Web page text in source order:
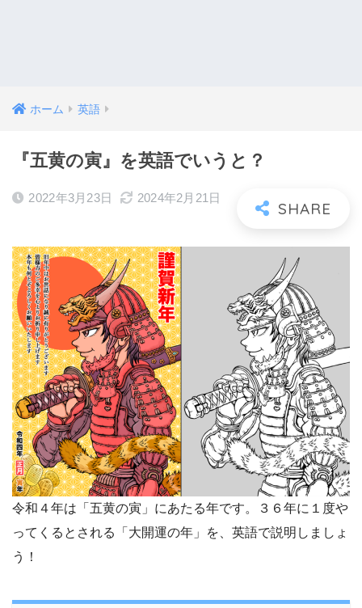
ホーム 英語
『五黄の寅』を英語でいうと？
2022年3月23日 2024年2月21日
令和４年は「五黄の寅」にあたる年です。３６年に１度や
ってくるとされる「大開運の年」を、英語で説明しましょ
う！